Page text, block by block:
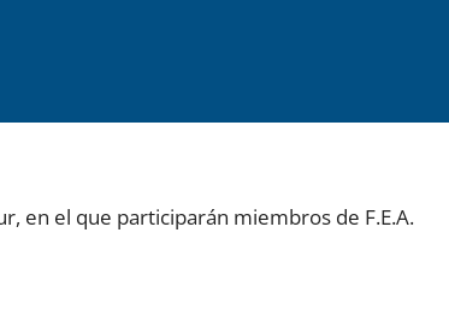
en el que participarán miembros de F.E.A.